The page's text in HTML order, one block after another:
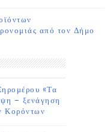
από τον Δήμο
«Τα
– ξενάγηση
Κορόντων